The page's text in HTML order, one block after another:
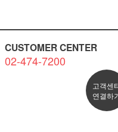
CUSTOMER CENTER
02-474-7200
고객센
연결하